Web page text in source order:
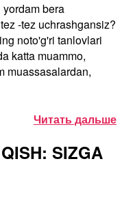
bera
-tez uchrashgansiz?
noto'g'ri tanlovlari
katta muammo,
muassasalardan,
Читать дальше
SIZGA